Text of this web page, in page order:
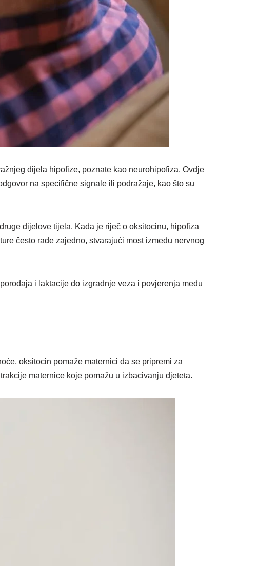
dijela hipofize, poznate kao neurohipofiza. Ovdje
na specifične signale ili podražaje, kao što su
dijelove tijela. Kada je riječ o oksitocinu, hipofiza
često rade zajedno, stvarajući most između nervnog
i laktacije do izgradnje veza i povjerenja među
oksitocin pomaže maternici da se pripremi za
maternice koje pomažu u izbacivanju djeteta.